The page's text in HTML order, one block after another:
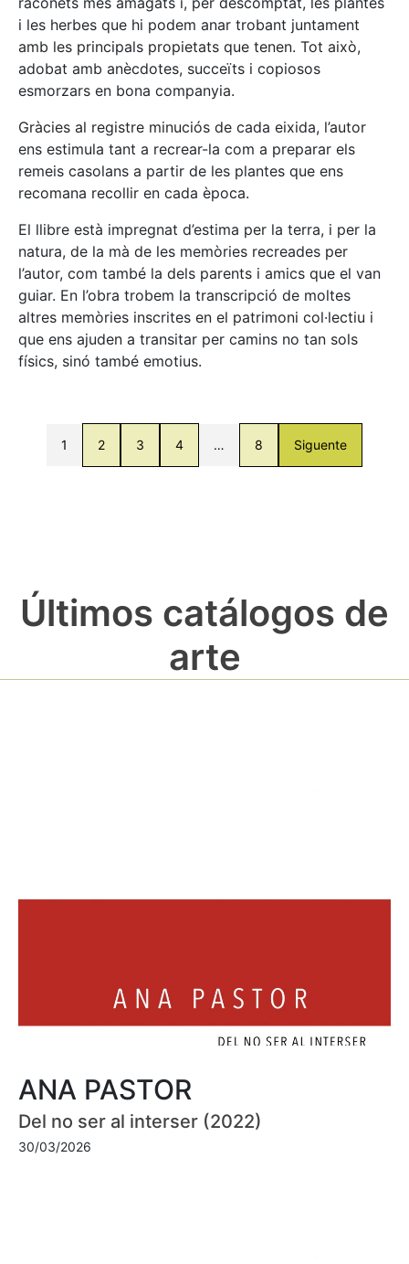
i les herbes que hi podem anar trobant juntament
amb les principals propietats que tenen. Tot això,
adobat amb anècdotes, succeïts i copiosos
esmorzars en bona companyia.
Gràcies al registre minuciós de cada eixida, l’autor
ens estimula tant a recrear-la com a preparar els
remeis casolans a partir de les plantes que ens
recomana recollir en cada època.
El llibre està impregnat d’estima per la terra, i per la
natura, de la mà de les memòries recreades per
l’autor, com també la dels parents i amics que el van
guiar. En l’obra trobem la transcripció de moltes
altres memòries inscrites en el patrimoni col·lectiu i
que ens ajuden a transitar per camins no tan sols
físics, sinó també emotius.
1 2 3 4 … 8 Siguente
Últimos catálogos de
arte
ANA PASTOR
Del no ser al interser (2022)
30/03/2026